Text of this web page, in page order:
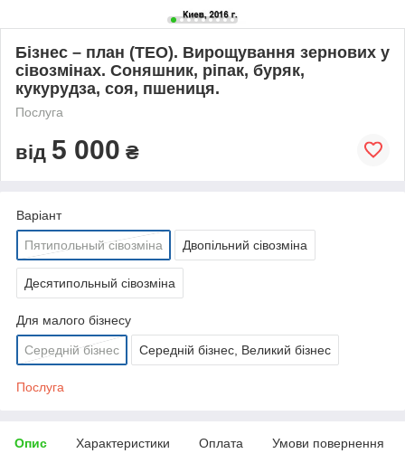
Бізнес – план (ТЕО). Вирощування зернових у
сівозмінах. Соняшник, ріпак, буряк,
кукурудза, соя, пшениця.
Послуга
від 5 000 ₴
Варіант
Пятипольный сівозміна Двопільний сівозміна
Десятипольный сівозміна
Для малого бізнесу
Середній бізнес Середній бізнес, Великий бізнес
Послуга
Опис Характеристики Оплата Умови повернення